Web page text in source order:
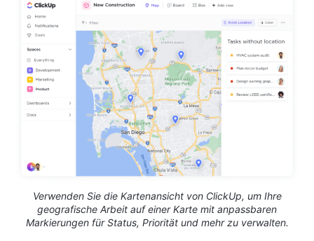
Verwenden Sie die Kartenansicht von ClickUp, um Ihre
geografische Arbeit auf einer Karte mit anpassbaren
Markierungen für Status, Priorität und mehr zu verwalten.